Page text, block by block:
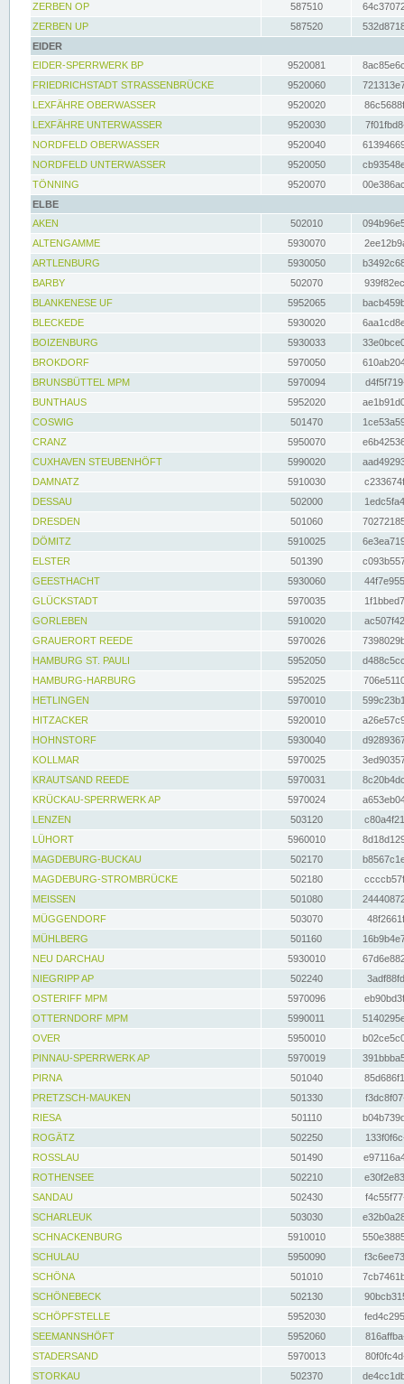
ZERBEN OP
587510
ZERBEN UP
587520
EIDER
EIDER-SPERRWERK BP
9520081
FRIEDRICHSTADT STRASSENBRÜCKE
9520060
LEXFÄHRE OBERWASSER
9520020
LEXFÄHRE UNTERWASSER
9520030
NORDFELD OBERWASSER
9520040
NORDFELD UNTERWASSER
9520050
TÖNNING
9520070
ELBE
AKEN
502010
ALTENGAMME
5930070
ARTLENBURG
5930050
BARBY
502070
BLANKENESE UF
5952065
BLECKEDE
5930020
BOIZENBURG
5930033
BROKDORF
5970050
BRUNSBÜTTEL MPM
5970094
BUNTHAUS
5952020
COSWIG
501470
CRANZ
5950070
CUXHAVEN STEUBENHÖFT
5990020
DAMNATZ
5910030
DESSAU
502000
DRESDEN
501060
DÖMITZ
5910025
ELSTER
501390
GEESTHACHT
5930060
GLÜCKSTADT
5970035
GORLEBEN
5910020
GRAUERORT REEDE
5970026
HAMBURG ST. PAULI
5952050
HAMBURG-HARBURG
5952025
HETLINGEN
5970010
HITZACKER
5920010
HOHNSTORF
5930040
KOLLMAR
5970025
KRAUTSAND REEDE
5970031
KRÜCKAU-SPERRWERK AP
5970024
LENZEN
503120
LÜHORT
5960010
MAGDEBURG-BUCKAU
502170
MAGDEBURG-STROMBRÜCKE
502180
MEISSEN
501080
MÜGGENDORF
503070
MÜHLBERG
501160
NEU DARCHAU
5930010
NIEGRIPP AP
502240
OSTERIFF MPM
5970096
OTTERNDORF MPM
5990011
OVER
5950010
PINNAU-SPERRWERK AP
5970019
PIRNA
501040
PRETZSCH-MAUKEN
501330
RIESA
501110
ROGÄTZ
502250
ROSSLAU
501490
ROTHENSEE
502210
SANDAU
502430
SCHARLEUK
503030
SCHNACKENBURG
5910010
SCHULAU
5950090
SCHÖNA
501010
SCHÖNEBECK
502130
SCHÖPFSTELLE
5952030
SEEMANNSHÖFT
5952060
STADERSAND
5970013
STORKAU
502370